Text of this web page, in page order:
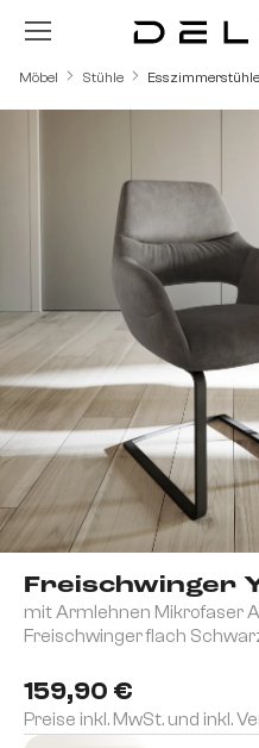
Zum Hauptinhalt springen
Möbel Stühle Esszimmerstühle
Freischwinger
mit Armlehnen Mikrofaser
Freischwinger flach
159,90 €
Preise inkl. MwSt. und inkl.